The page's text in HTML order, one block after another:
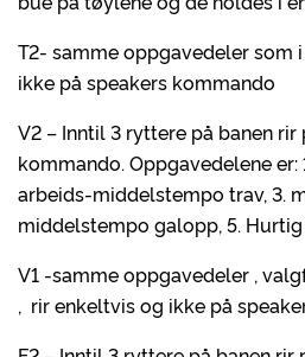
T2- samme oppgavedeler som
ikke på speakers kommando
V2 – Inntil 3 ryttere på banen rir
kommando. Oppgavedelene er:
arbeids-middelstempo trav, 3.
middelstempo galopp, 5.
V1 -samme oppgavedeler ,
, rir enkeltvis og ikke på